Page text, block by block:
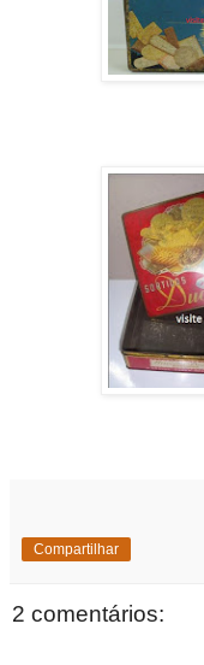
Compartilhar
2 comentários: